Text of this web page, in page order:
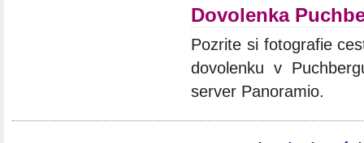
Dovolenka
Pozrite si fotografie
dovolenku v
server Panoramio.